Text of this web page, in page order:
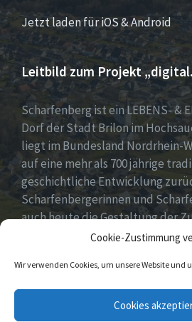
Cookie-Zustimmung
Wir verwenden Cookies, um unsere Website und
Cookies
Jetzt laden für iOS & Android
Leitbild zum Projekt
Scharfenberg ist ein LEBENS- &
Dorf der Stadt Brilon im
liegt im Bundesland Nordrhein-
auf eine mehr als 700 jährige
geschichtliche Entwicklung
Scharfenbergerinnen und
auch heute die Gestaltung der
Händen mit neuen, innovativen
Moderne – Geschichte &
Unsere Idee: Menschen vor Ort
digitaler Transformation!